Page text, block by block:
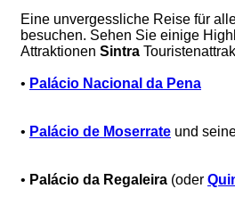
Eine unvergessliche Reise für
besuchen. Sehen Sie einige
Attraktionen Sintra
• Palácio Nacional da Pena
• Palácio de Moserrate und
• Palácio da Regaleira (oder